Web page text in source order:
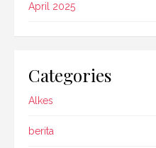
April 2025
Categories
Alkes
berita